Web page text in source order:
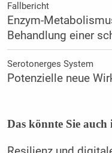
Fallbericht
Enzym-
Behandlung einer
Serotonerges System
Potenzielle neue
Das könnte Sie auch